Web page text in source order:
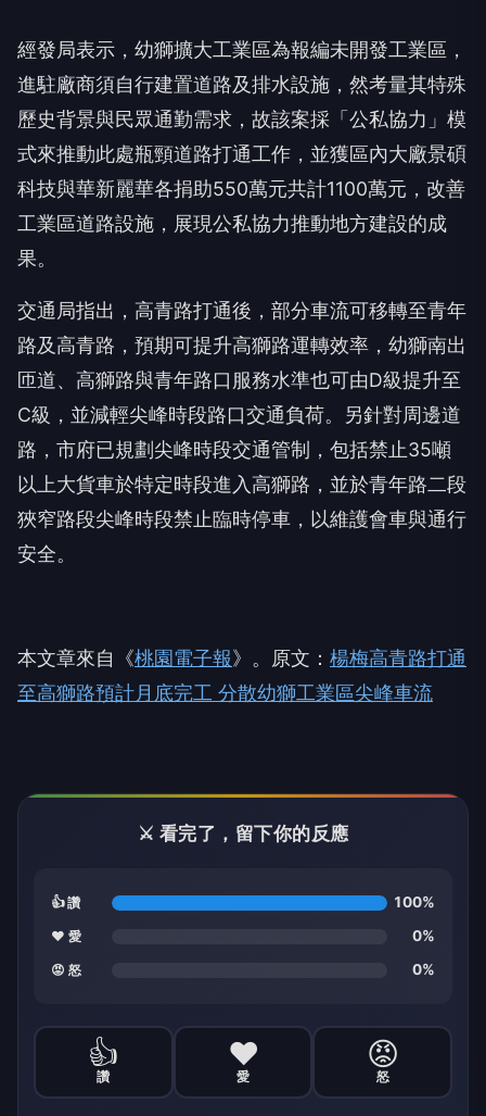
經發局表示，幼獅擴大工業區為報編未開發工業區，
進駐廠商須自行建置道路及排水設施，然考量其特殊
歷史背景與民眾通勤需求，故該案採「公私協力」模
式來推動此處瓶頸道路打通工作，並獲區內大廠景碩
科技與華新麗華各捐助550萬元共計1100萬元，改善
工業區道路設施，展現公私協力推動地方建設的成
果。
交通局指出，高青路打通後，部分車流可移轉至青年
路及高青路，預期可提升高獅路運轉效率，幼獅南出
匝道、高獅路與青年路口服務水準也可由D級提升至
C級，並減輕尖峰時段路口交通負荷。另針對周邊道
路，市府已規劃尖峰時段交通管制，包括禁止35噸
以上大貨車於特定時段進入高獅路，並於青年路二段
狹窄路段尖峰時段禁止臨時停車，以維護會車與通行
安全。
本文章來自《桃園電子報》。原文： 楊梅高青路打通
至高獅路預計月底完工 分散幼獅工業區尖峰車流
⚔️ 看完了，留下你的反應
👍 讚 100%
❤️ 愛 0%
😡 怒 0%
👍
讚
❤️
愛
😡
怒